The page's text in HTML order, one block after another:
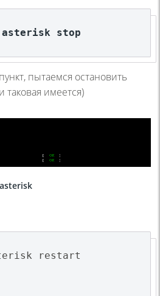
stop
пытаемся остановить
таковая имеется)
restart